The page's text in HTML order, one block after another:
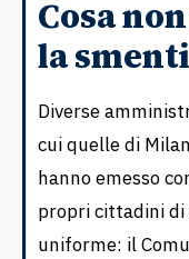
Cosa
la
Diverse
cui quelle di
hanno emesso
propri cittadini di
uniforme: il